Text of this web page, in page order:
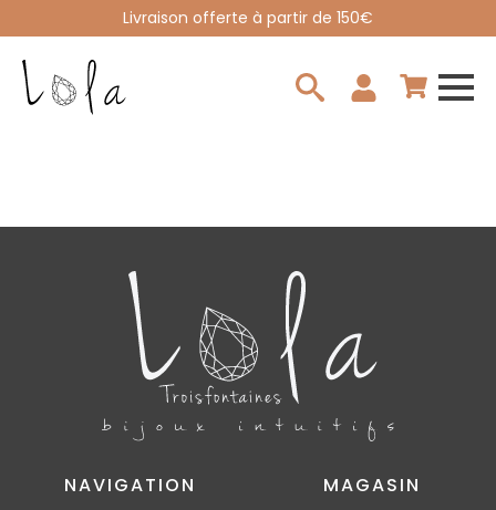
Livraison offerte à partir de 150€
NAVIGATION
MAGASIN